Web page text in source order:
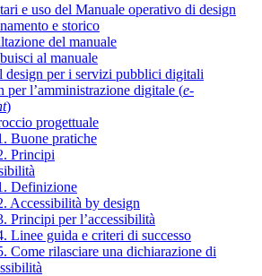
e uso del Manuale operativo di design
e storico
del manuale
al manuale
design per i servizi pubblici digitali
per l’amministrazione digitale (e-
)
progettuale
Buone pratiche
Principi
Definizione
Accessibilità by design
Principi per l’accessibilità
Linee guida e criteri di successo
Come rilasciare una dichiarazione di